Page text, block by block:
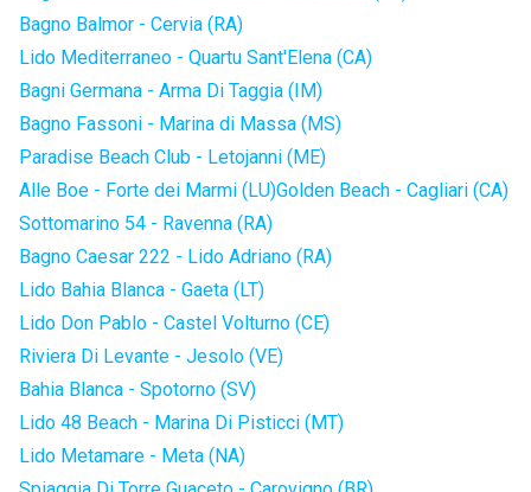
Bagno Balmor - Cervia (RA)
Lido Mediterraneo - Quartu Sant'Elena (CA)
Bagni Germana - Arma Di Taggia (IM)
Bagno Fassoni - Marina di Massa (MS)
Paradise Beach Club - Letojanni (ME)
Alle Boe - Forte dei Marmi (LU)Golden Beach - Cagliari (CA)
Sottomarino 54 - Ravenna (RA)
Bagno Caesar 222 - Lido Adriano (RA)
Lido Bahia Blanca - Gaeta (LT)
Lido Don Pablo - Castel Volturno (CE)
Riviera Di Levante - Jesolo (VE)
Bahia Blanca - Spotorno (SV)
Lido 48 Beach - Marina Di Pisticci (MT)
Lido Metamare - Meta (NA)